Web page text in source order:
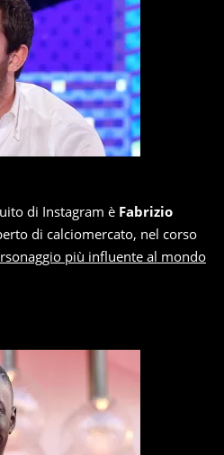
di Instagram è Fabrizio
di calciomercato, nel corso
più influente al mondo